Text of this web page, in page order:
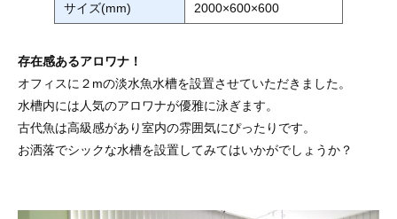
サイズ(mm) 2000×600×600
存在感あるアロワナ！
オフィスに２mの淡水魚水槽を設置させていただきました。
水槽内には人気のアロワナが優雅に泳ぎます。
古代魚は高級感があり室内の雰囲気にぴったりです。
お洒落でシックな水槽を設置してみてはいかがでしょうか？